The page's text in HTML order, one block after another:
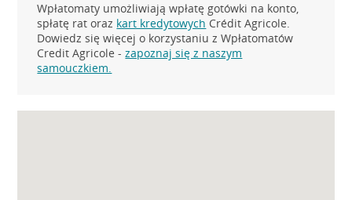
Wpłatomaty umożliwiają wpłatę gotówki na konto,
spłatę rat oraz kart kredytowych Crédit Agricole.
Dowiedz się więcej o korzystaniu z Wpłatomatów
Credit Agricole -zapoznaj się z naszym
samouczkiem.